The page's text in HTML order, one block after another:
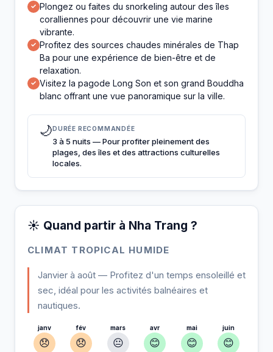
✓ Plongez ou faites du snorkeling autour des îles
coralliennes pour découvrir une vie marine
vibrante.
✓ Profitez des sources chaudes minérales de Thap
Ba pour une expérience de bien-être et de
relaxation.
✓ Visitez la pagode Long Son et son grand Bouddha
blanc offrant une vue panoramique sur la ville.
🌙DURÉE RECOMMANDÉE
3 à 5 nuits — Pour profiter pleinement des
plages, des îles et des attractions culturelles
locales.
☀️ Quand partir à Nha Trang ?
CLIMAT TROPICAL HUMIDE
Janvier à août — Profitez d'un temps ensoleillé et
sec, idéal pour les activités balnéaires et
nautiques.
janv
😞
fév
😞
mars
😐
avr
😊
mai
😊
juin
😊